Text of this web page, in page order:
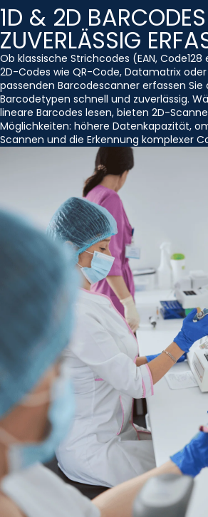
1D & 2D BARCODES
ZUVERLÄSSIG
Ob klassische Strichcodes (EAN,
2D-Codes wie QR-Code, Datamatrix oder
passenden Barcodescanner erfassen Sie
Barcodetypen schnell und zuverlässig.
lineare Barcodes lesen, bieten 2D-
Möglichkeiten: höhere Datenkapazität,
Scannen und die Erkennung komplexer